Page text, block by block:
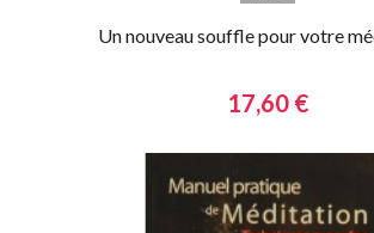
Un nouveau souffle pour votre
17,60 €